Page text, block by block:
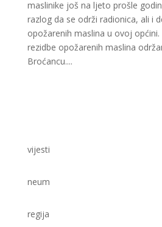
maslinike još na ljeto prošle
razlog da se održi radionica, ali i
opožarenih maslina u ovoj
rezidbe opožarenih maslina
Broćancu....
vijesti
neum
regija